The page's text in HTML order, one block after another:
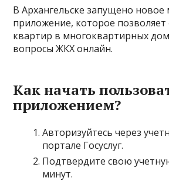
В Архангельске запущено
приложение, которое позволяет
квартир в многоквартирных
вопросы ЖКХ онлайн.
Как начать
приложением?
Авторизуйтесь через
портале Госуслуг.
Подтвердите свою
минут.